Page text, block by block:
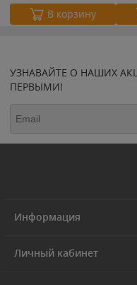
В корзину
УЗНАВАЙТЕ О НАШИХ
ПЕРВЫМИ!
Информация
Личный кабинет